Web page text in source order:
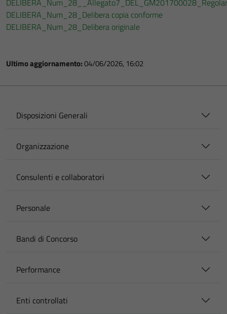
DELIBERA_Num_28_Delibera copia conforme
DELIBERA_Num_28_Delibera originale
Ultimo aggiornamento:04/06/2026, 16:02
Disposizioni Generali
Organizzazione
Consulenti e collaboratori
Personale
Bandi di Concorso
Performance
Enti controllati